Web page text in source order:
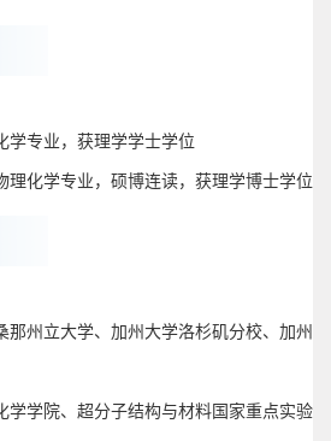
学专业，获理学学士学位
理化学专业，硕博连读，获理学博士学位
那州立大学、加州大学洛杉矶分校、加州
学学院、超分子结构与材料国家重点实验